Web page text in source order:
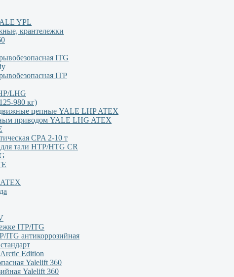
YPL
крантележки
ITG
ITP
LHG
980 кг)
цепные YALE LHP ATEX
приводом YALE LHG ATEX
CPA 2-10 т
тали HTP/HTG CR
ITP/ITG
ITG антикоррозийная
Edition
Yalelift 360
Yalelift 360